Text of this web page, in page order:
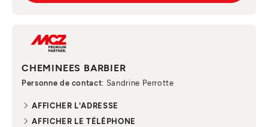
CHEMINEES BARBIER
Personne de contact: Sandrine Perrotte
AFFICHER L'ADRESSE
AFFICHER LE TÉLÉPHONE